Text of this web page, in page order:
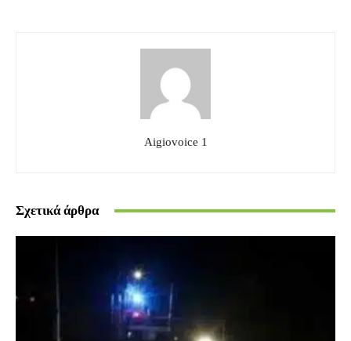
Aigiovoice 1
Σχετικά άρθρα